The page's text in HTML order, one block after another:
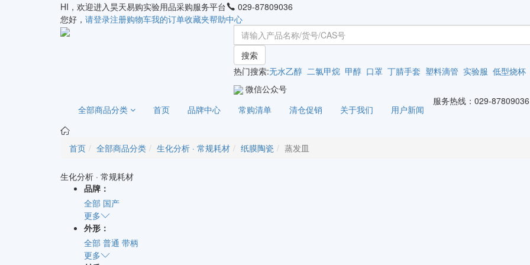
HI，欢迎进入昊天易购实验用品采购服务平台
029-87809036
您好， 请登录注册购物车我的订单收藏夹帮助中心
搜索
热门搜索:无水乙醇 二氯甲烷 甲醇 口罩 丁腈手套 塑料滴管 实验服 低型烧杯
微信公众号
全部商品分类
首页 品牌中心 常购清单 清仓促销 关于我们 用户新闻
服务热线： 029-87809036
首页 全部商品分类 生化分析 · 常规耗材 纸膜陶瓷 蒸发皿
生化分析 · 常规耗材
品牌：
全部 国产
更多
外形：
全部 普通 带柄
更多